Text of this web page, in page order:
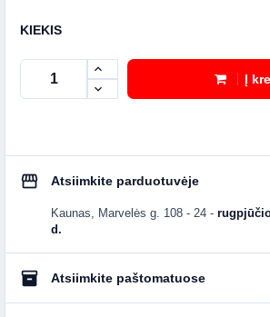
KIEKIS
Į
storefront Atsiimkite parduotuvėje
Kaunas, Marvelės g. 108 - 24 -
d.
inventory_2Atsiimkite paštomatuose